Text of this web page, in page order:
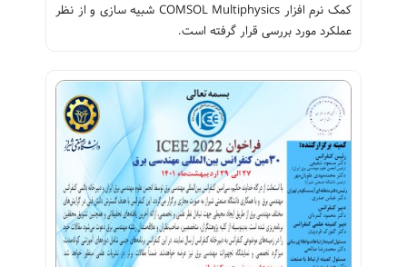
کمک نرم افزار COMSOL Multiphysics شبیه سازی و از نظر
عملکرد مورد بررسی قرار گرفته است.